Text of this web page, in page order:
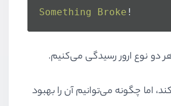
Something Broke !
هر دو نوع ارور رسیدگی می‌کنیم.
اما چگونه می‌توانیم آن را بهبود